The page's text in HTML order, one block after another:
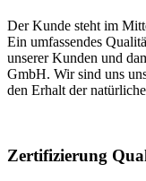
Der Kunde steht im
Ein umfassendes
unserer Kunden und
GmbH. Wir sind uns
den Erhalt der
Zertifizierung